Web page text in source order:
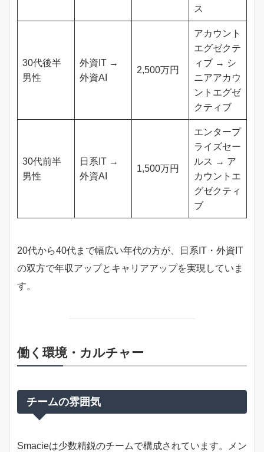
ス
30代後半
男性
外資IT →
外資AI
2,500万円
アカウント
エグゼクテ
ィブ → シ
ニアアカウ
ントエグゼ
クティブ
30代前半
男性
日系IT →
外資AI
1,500万円
エンタープ
ライズセー
ルス → ア
カウントエ
グゼクティ
ブ
20代から40代まで幅広い年代の方が、日系IT・外資IT
の双方で年収アップとキャリアアップを実現していま
す。
働く環境・カルチャー
チームの雰囲気
Smacieは少数精鋭のチームで構成されています。メン